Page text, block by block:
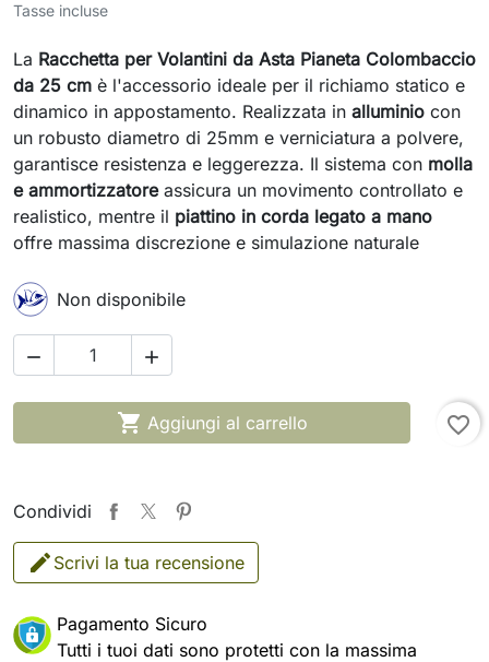
Tasse incluse
La Racchetta per Volantini da Asta Pianeta Colombaccio
da 25 cm è l'accessorio ideale per il richiamo statico e
dinamico in appostamento. Realizzata in alluminio con
un robusto diametro di 25mm e verniciatura a polvere,
garantisce resistenza e leggerezza. Il sistema con molla
e ammortizzatoreassicura un movimento controllato e
realistico, mentre il piattino in corda legato a mano
offre massima discrezione e simulazione naturale
Non disponibile
 
 Aggiungi al carrello favorite_border
Condividi
Scrivi la tua recensione
Pagamento Sicuro
Tutti i tuoi dati sono protetti con la massima